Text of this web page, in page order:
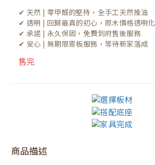
✔ 天然 | 零甲醛的堅持，全手工天然推油
✔ 透明 | 回歸最真的初心，原木價格透明化
✔ 承諾 | 永久保固，免費到府售後服務
✔ 安心 | 無期限寄板服務，等待新家落成
售完
商品描述